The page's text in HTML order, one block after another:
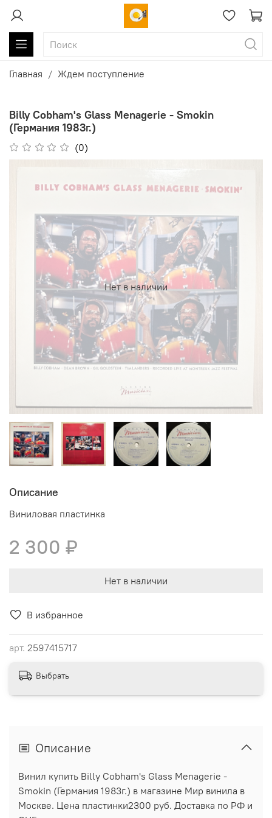
Главная Ждем поступление
Billy Cobham's Glass Menagerie - Smokin
(Германия 1983г.)
(0)
В избранное
арт. 2597415717
Нет в наличии
Описание
Виниловая пластинка
2 300 ₽
Нет в наличии
Выбрать
Описание
Винил купить Billy Cobham's Glass Menagerie -
Smokin (Германия 1983г.) в магазине Мир винила в
Москве. Цена пластинки2300 руб. Доставка по РФ и